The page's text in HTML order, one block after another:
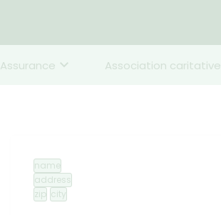
Assurance Association caritative
name
address
zip city